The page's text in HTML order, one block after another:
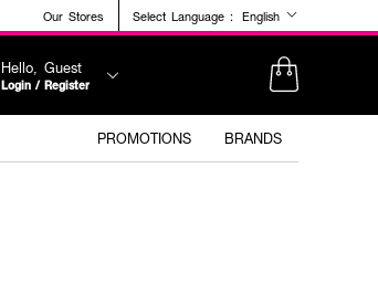
Our Stores Select Language : English
Hello, Guest
Login / Register
PROMOTIONS BRANDS